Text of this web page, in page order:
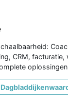
CRM,